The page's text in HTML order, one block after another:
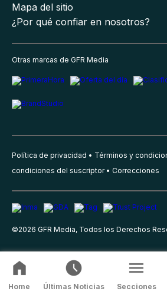
Mapa del sitio
¿Por qué confiar en nosotros?
Otras marcas de GFR Media
Política de privacidad Términos y
condiciones del suscriptor
Correcciones
©2026 GFR Media, Todos los Derechos
Home Últimas Noticias Secciones